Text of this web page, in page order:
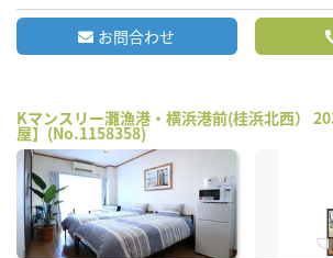
お問合わせ
Kマンスリー灘漁港・横浜港前(桂浜北西）
屋】(No.1158358)